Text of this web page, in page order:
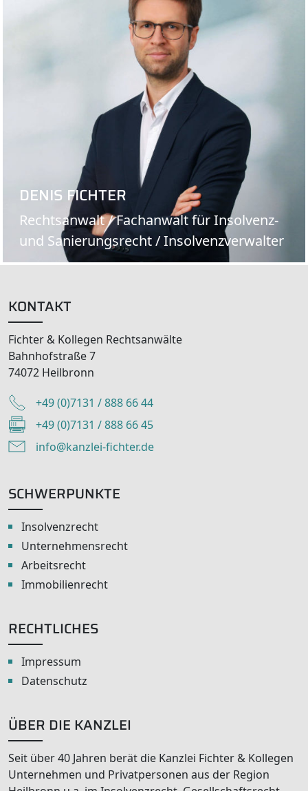
DENIS FICHTER
Rechtsanwalt / Fachanwalt für Insolvenz-
und Sanierungsrecht / Insolvenzverwalter
KONTAKT
Fichter & Kollegen Rechtsanwälte
Bahnhofstraße 7
74072 Heilbronn
+49 (0)7131 / 888 66 44
+49 (0)7131 / 888 66 45
info@kanzlei-fichter.de
SCHWERPUNKTE
Insolvenzrecht
Unternehmensrecht
Arbeitsrecht
Immobilienrecht
RECHTLICHES
Impressum
Datenschutz
ÜBER DIE KANZLEI
Seit über 40 Jahren berät die Kanzlei Fichter & Kollegen
Unternehmen und Privatpersonen aus der Region